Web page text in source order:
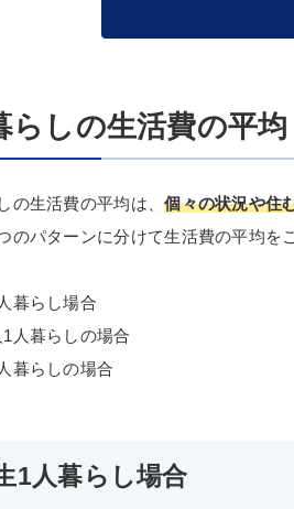
らしの生活費の平均
の生活費の平均は、個々の状況や住
のパターンに分けて生活費の平均を
暮らし場合
1人暮らしの場合
暮らしの場合
1人暮らし場合